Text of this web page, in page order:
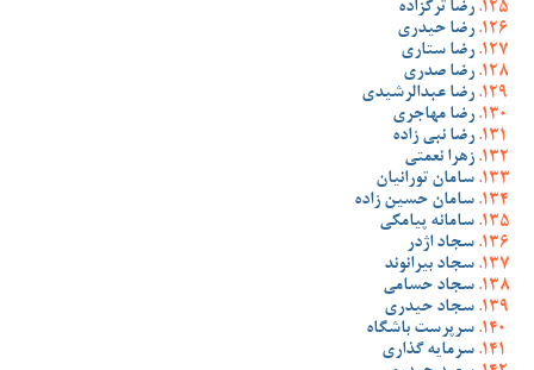
رضا ترکزاده
رضا حیدری
رضا ستاری
رضا صدری
رضا عبدالرشیدی
رضا مهاجری
رضا نبی زاده
زهرا نعمتی
سامان تورانیان
سامان حسین زاده
سامانه پیامکی
سجاد اژدر
سجاد بیرانوند
سجاد حسامی
سجاد حیدری
سرپرست باشگاه
سرمایه گذاری